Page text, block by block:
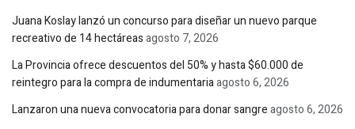
Juana Koslay lanzó un concurso para diseñar un nuevo parque
recreativo de 14 hectáreasagosto 7, 2026
La Provincia ofrece descuentos del 50% y hasta $60.000 de
reintegro para la compra de indumentariaagosto 6, 2026
Lanzaron una nueva convocatoria para donar sangreagosto 6, 2026